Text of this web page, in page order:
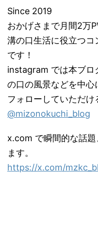
Since 2019
おかげさまで月間2万
溝の口生活に役立つ
です！
instagram では本ブロ
の口の風景などを中心
フォローしていただけ
@mizonokuchi_blog
x.com で瞬間的な話
ます。
https://x.com/